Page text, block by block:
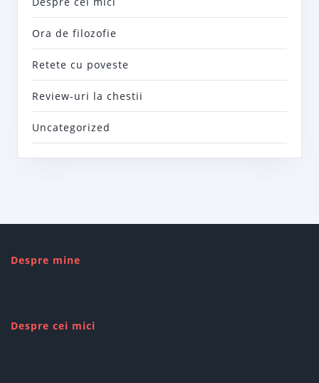
Ora de filozofie
Retete cu poveste
Review-uri la chestii
Uncategorized
Despre mine
Despre cei mici